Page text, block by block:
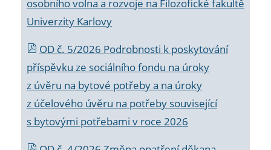
osobního volna a rozvoje na Filozofické fakultě
Univerzity Karlovy
OD č. 5/2026 Podrobnosti k poskytování
příspěvku ze sociálního fondu na úroky
z úvěru na bytové potřeby a na úroky
z účelového úvěru na potřeby související
s bytovými potřebami v roce 2026